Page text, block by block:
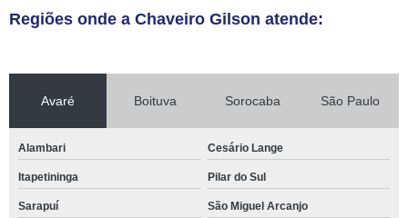
Regiões onde a Chaveiro Gilson atende:
Avaré Boituva Sorocaba São Paulo
Alambari Cesário Lange
Itapetininga Pilar do Sul
Sarapuí São Miguel Arcanjo